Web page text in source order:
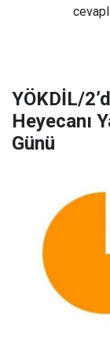
YÖKDİL/
Heyecanı
Günü